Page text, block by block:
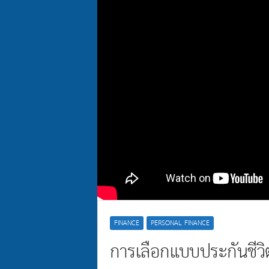
FINANCE PERSONAL FINANCE
การเลือกแบบประกันชี